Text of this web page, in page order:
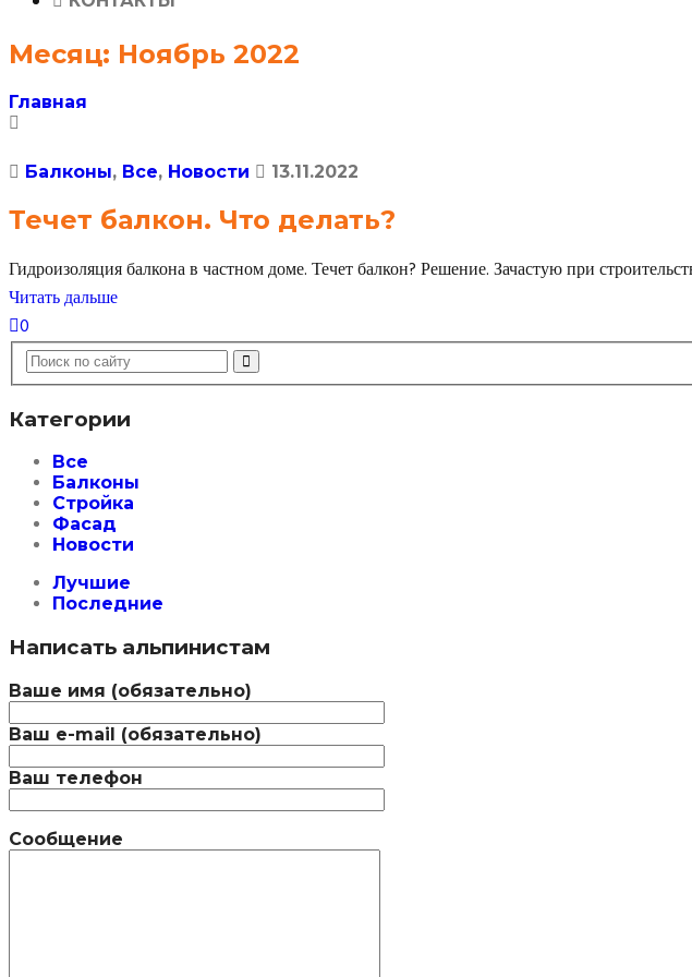
Месяц: Ноябрь 2022
Главная
Балконы, Все, Новости 13.11.2022
Течет балкон. Что делать?
Гидроизоляция балкона в частном доме. Течет балкон? Решение. Зачастую при
Читать дальше
0
Категории
Все
Балконы
Стройка
Фасад
Новости
Лучшие
Последние
Написать альпинистам
Ваше имя (обязательно)
Ваш e-mail (обязательно)
Ваш телефон
Сообщение